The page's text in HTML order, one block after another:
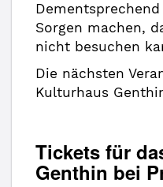
Sorgen machen,
nicht besuchen
Die nächsten
Kulturhaus
Tickets für
Genthin bei